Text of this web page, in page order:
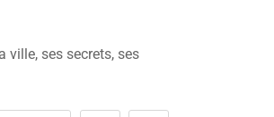
ville, ses secrets, ses